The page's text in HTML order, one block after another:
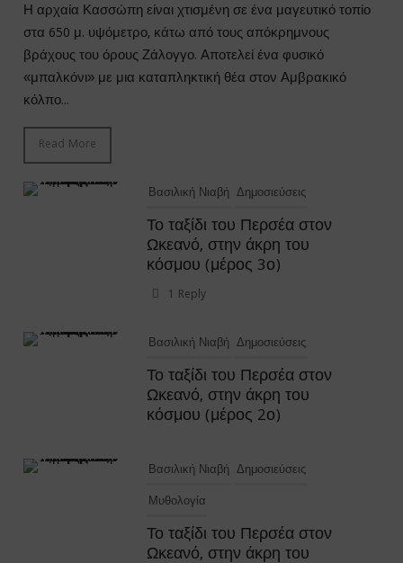
Η αρχαία Κασσώπη είναι χτισμένη σε ένα μαγευτικό τοπίο
στα 650 μ. υψόμετρο, κάτω από τους απόκρημνους
βράχους του όρους Ζάλογγο. Αποτελεί ένα φυσικό
«μπαλκόνι» με μια καταπληκτική θέα στον Αμβρακικό
κόλπο...
Read More
Βασιλική Νιαβή Δημοσιεύσεις
Το ταξίδι του Περσέα στον
Ωκεανό, στην άκρη του
κόσμου (μέρος 3ο)
1 Reply
Βασιλική Νιαβή Δημοσιεύσεις
Το ταξίδι του Περσέα στον
Ωκεανό, στην άκρη του
κόσμου (μέρος 2ο)
Βασιλική Νιαβή Δημοσιεύσεις
Μυθολογία
Το ταξίδι του Περσέα στον
Ωκεανό, στην άκρη του